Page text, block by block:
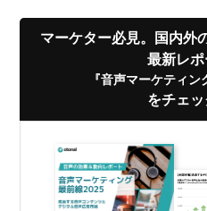
マーケター必見。国内外
最新レポ
『音声マーケティン
をチェッ